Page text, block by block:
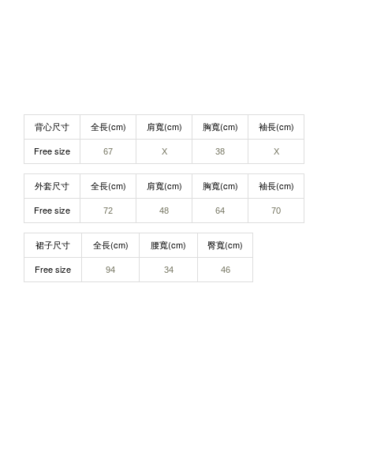
背心尺寸 全長(cm) 肩寬(cm) 胸寬(cm)
袖長(cm)
Free size
67 X 38 X
外套尺寸 全長(cm) 肩寬(cm) 胸寬(cm)
袖長(cm)
Free size
72 48 64 70
裙子尺寸 全長(cm) 腰寬(cm)
臀寬(cm)
Free size
94 34 46